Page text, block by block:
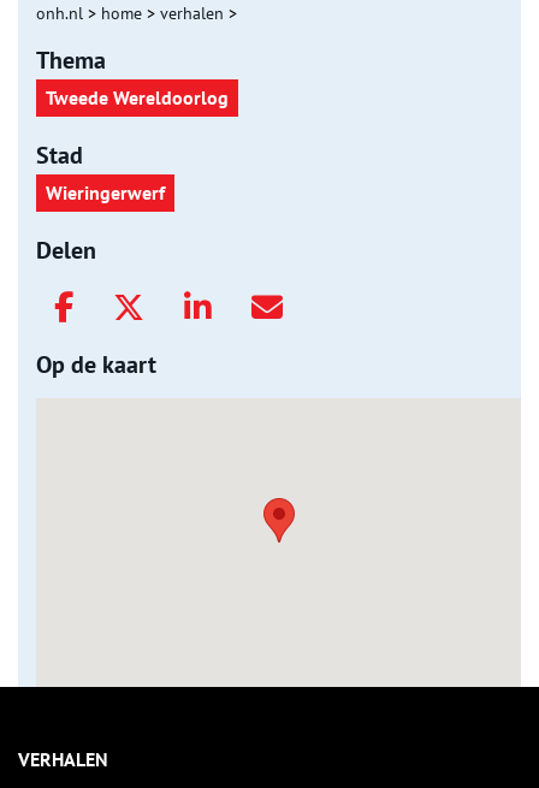
onh.nl > home > verhalen >
Thema
Tweede Wereldoorlog
Stad
Wieringerwerf
Delen
Op de kaart
VERHALEN